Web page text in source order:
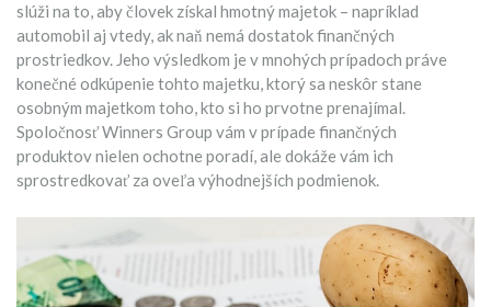
slúži na to, aby človek získal hmotný majetok – napríklad
automobil aj vtedy, ak naň nemá dostatok finančných
prostriedkov. Jeho výsledkom je v mnohých prípadoch práve
konečné odkúpenie tohto majetku, ktorý sa neskôr stane
osobným majetkom toho, kto si ho prvotne prenajímal.
Spoločnosť Winners Group vám v prípade finančných
produktov nielen ochotne poradí, ale dokáže vám ich
sprostredkovať za oveľa výhodnejších podmienok.